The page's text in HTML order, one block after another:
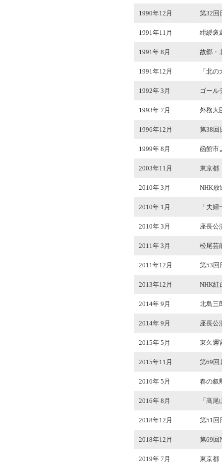
1990年12月 第32回
1991年11月 紺綬褒
1991年 8月 故郷・
1991年12月 「北
1992年 3月 ゴール
1993年 7月 外務大
1996年12月 第38回
1999年 8月 函館市
2003年11月 東京都
2010年 3月 NHK放
2010年 1月 「夫
2010年 3月 座長公
2011年 3月 松尾芸
2011年12月 第53回
2013年12月 NHK紅
2014年 9月 北島三
2014年 9月 座長公
2015年 5月 東久邇
2015年11月 第69回
2016年 5月 春の叙
2016年 8月 「髙
2018年12月 第51回
2018年12月 第69回
2019年 7月 東京都